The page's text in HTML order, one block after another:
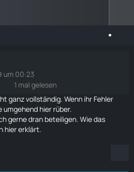
um 00:23
1 mal gelesen
ganz vollständig. Wenn ihr Fehler
umgehend hier rüber.
gerne dran beteiligen. Wie das
hiererklärt.